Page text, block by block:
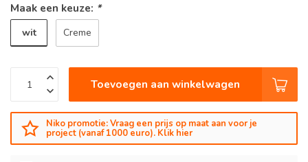
Maak een keuze: *
wit Creme
Toevoegen aan winkelwagen
Niko promotie: Vraag een prijs op maat aan voor je
project (vanaf 1000 euro). Klik hier